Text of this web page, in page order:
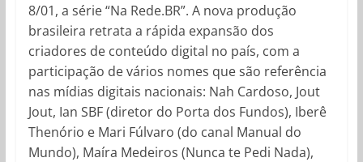
8/01, a série “Na Rede.BR”. A nova produção
brasileira retrata a rápida expansão dos
criadores de conteúdo digital no país, com a
participação de vários nomes que são referência
nas mídias digitais nacionais: Nah Cardoso, Jout
Jout, Ian SBF (diretor do Porta dos Fundos), Iberê
Thenório e Mari Fúlvaro (do canal Manual do
Mundo), Maíra Medeiros (Nunca te Pedi Nada),